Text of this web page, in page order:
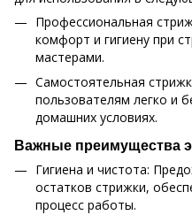
Профессиональная
комфорт и гигиену при
мастерами.
Самостоятельная
пользователям легко и
домашних условиях.
Важные преимущества
Гигиена и чистота:
остатков стрижки,
процесс работы.